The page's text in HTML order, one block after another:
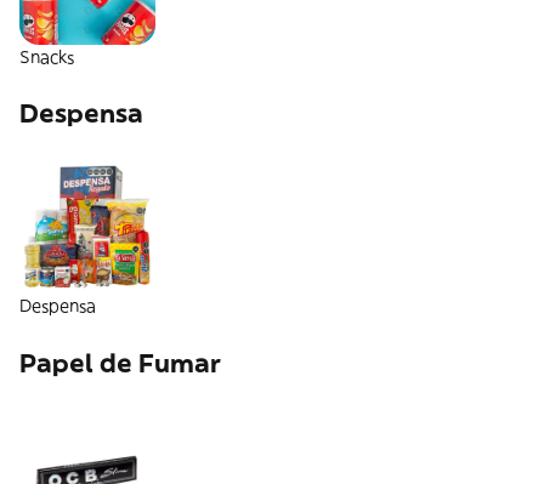
Snacks
Despensa
Despensa
Papel de Fumar